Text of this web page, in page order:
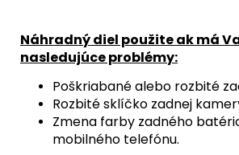
Náhradný diel použite ak má
nasledujúce problémy:
Poškriabané alebo rozbité
Rozbité sklíčko zadnej
Zmena farby zadného
mobilného telefónu.